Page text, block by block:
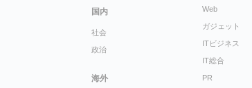
国内
社会
政治
海外
Web
ガジェット
ITビジネス
IT総合
PR